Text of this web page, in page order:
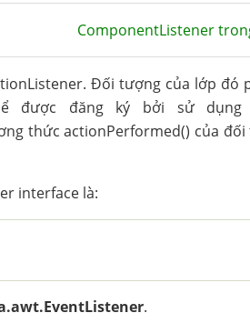
ComponentListener
Đối tượng của lớp đó
được đăng ký bởi sử dụng
thức actionPerformed() của
interface là:
.